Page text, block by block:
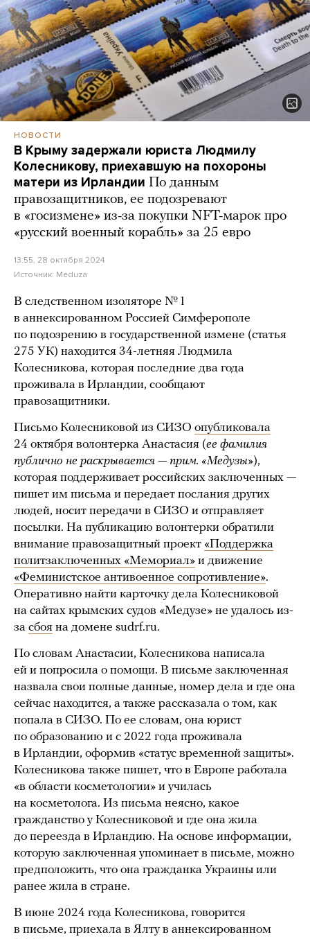
НОВОСТИ
В Крыму задержали юриста Людмилу
Колесникову, приехавшую на похороны
матери из Ирландии По данным
правозащитников, ее подозревают
в «госизмене» из-за покупки NFT-марок про
«русский военный корабль» за 25 евро
13:55, 28 октября 2024
Источник: Meduza
В следственном изоляторе № 1
в аннексированном Россией Симферополе
по подозрению в государственной измене (статья
275 УК) находится 34-летняя Людмила
Колесникова, которая последние два года
проживала в Ирландии, сообщают
правозащитники.
Письмо Колесниковой из СИЗО опубликовала
24 октября волонтерка Анастасия (ее фамилия
публично не раскрывается — прим. «Медузы»),
которая поддерживает российских заключенных —
пишет им письма и передает послания других
людей, носит передачи в СИЗО и отправляет
посылки. На публикацию волонтерки обратили
внимание правозащитный проект «Поддержка
политзаключенных «Мемориал» и движение
«Феминистское антивоенное сопротивление».
Оперативно найти карточку дела Колесниковой
на сайтах крымских судов «Медузе» не удалось из-
за сбоя на домене sudrf.ru.
По словам Анастасии, Колесникова написала
ей и попросила о помощи. В письме заключенная
назвала свои полные данные, номер дела и где она
сейчас находится, а также рассказала о том, как
попала в СИЗО. По ее словам, она юрист
по образованию и с 2022 года проживала
в Ирландии, оформив «статус временной защиты».
Колесникова также пишет, что в Европе работала
«в области косметологии» и училась
на косметолога. Из письма неясно, какое
гражданство у Колесниковой и где она жила
до переезда в Ирландию. На основе информации,
которую заключенная упоминает в письме, можно
предположить, что она гражданка Украины или
ранее жила в стране.
В июне 2024 года Колесникова, говорится
в письме, приехала в Ялту в аннексированном